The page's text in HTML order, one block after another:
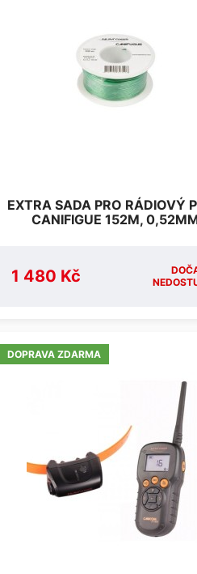
EXTRA SADA PRO RÁDIOVÝ
CANIFIGUE 152M,
1 480 Kč
DOPRAVA ZDARMA